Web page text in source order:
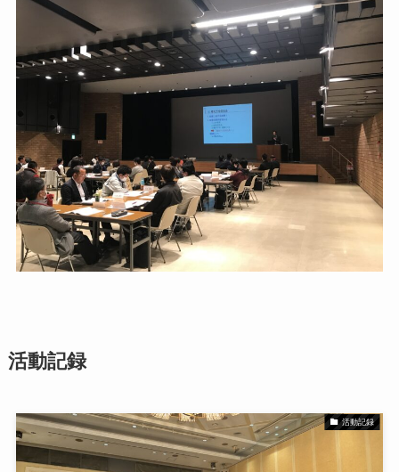
活動記録
活動記録